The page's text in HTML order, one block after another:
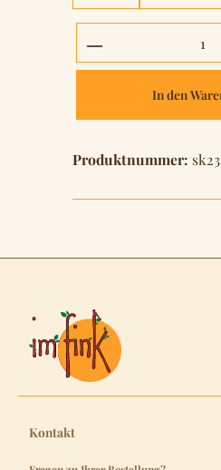
Produkt
In den
Produktnummer:
Kontakt